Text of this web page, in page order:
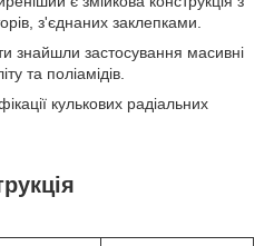
з'єднаних заклепками.
знайшли застосування масивні
та поліамідів.
кулькових радіальних